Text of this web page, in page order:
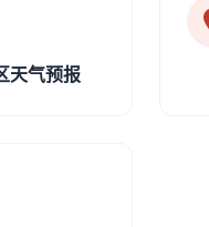
天气预报